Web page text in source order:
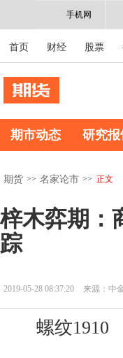
手机网
首页 财经 股票
期市动态 研究报
期货 >> 名家论市 >> 正文
梓木弈期：
踪
2019-05-28 08:37:20 来源：中
螺纹1910